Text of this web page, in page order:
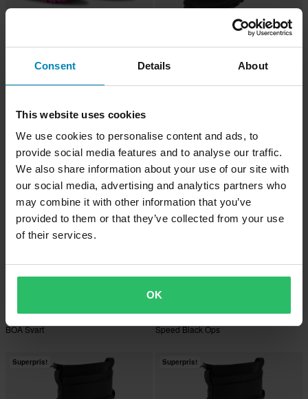
Consent Details About
This website uses cookies
We use cookies to personalise content and ads, to
provide social media features and to analyse our traffic.
We also share information about your use of our site with
our social media, advertising and analytics partners who
may combine it with other information that you’ve
provided to them or that they’ve collected from your use
of their services.
OK
Fra475 kr
Snøscooterstøvler FXR Svalbard
Barn Fuchsia
Fra2 715 kr
Snøscooterstøvler FXR X-Cross Pro
Fra2 715 kr -20%
Snøscooterstøvler FXR X-Cross Pro
BOA Svart
Fra2 235 kr -20%
Snøscooterstøvler FXR X-Cross
Speed Black Ops
Superpris! Superpris!